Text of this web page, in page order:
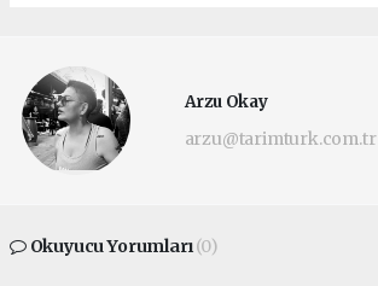
Arzu Okay
arzu@tarimturk.com.tr
Okuyucu Yorumları(0)